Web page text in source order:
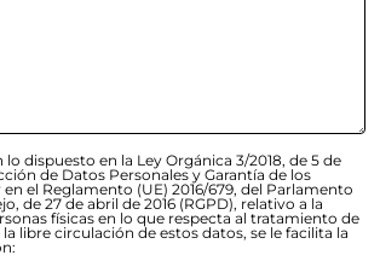
dispuesto en la Ley Orgánica 3/2018, de 5 de
de Datos Personales y Garantía de los
el Reglamento (UE) 2016/679, del Parlamento
de 27 de abril de 2016 (RGPD), relativo a la
físicas en lo que respecta al tratamiento de
libre circulación de estos datos, se le facilita la